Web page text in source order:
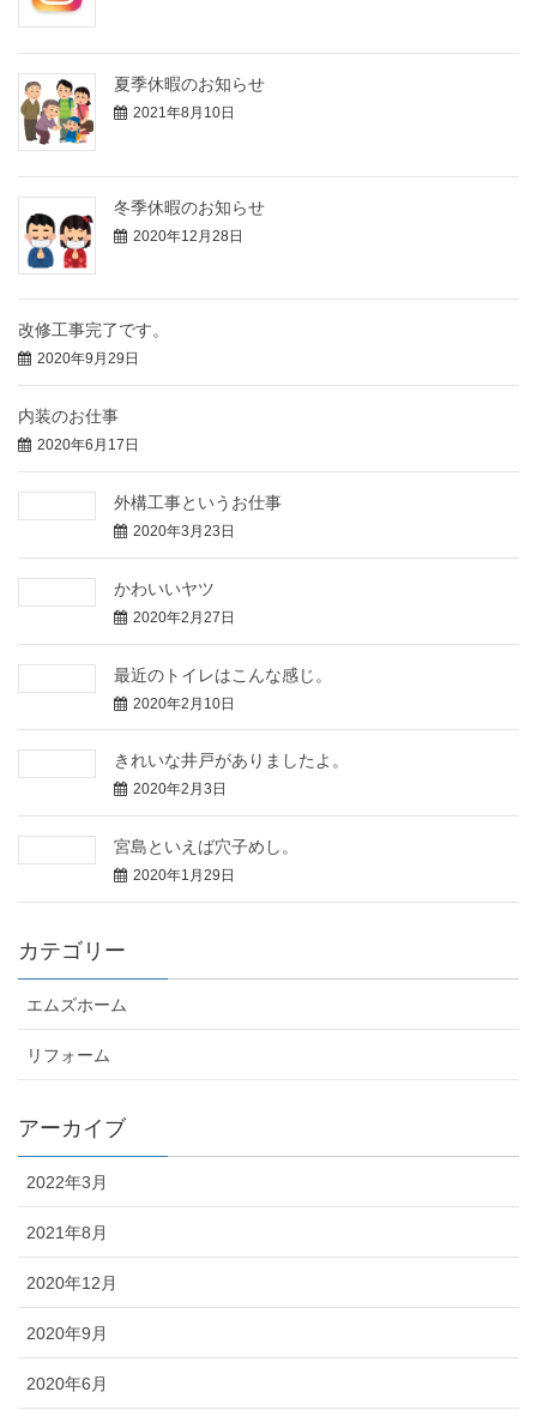
夏季休暇のお知らせ
2021年8月10日
冬季休暇のお知らせ
2020年12月28日
改修工事完了です。
2020年9月29日
内装のお仕事
2020年6月17日
外構工事というお仕事
2020年3月23日
かわいいヤツ
2020年2月27日
最近のトイレはこんな感じ。
2020年2月10日
きれいな井戸がありましたよ。
2020年2月3日
宮島といえば穴子めし。
2020年1月29日
カテゴリー
エムズホーム
リフォーム
アーカイブ
2022年3月
2021年8月
2020年12月
2020年9月
2020年6月